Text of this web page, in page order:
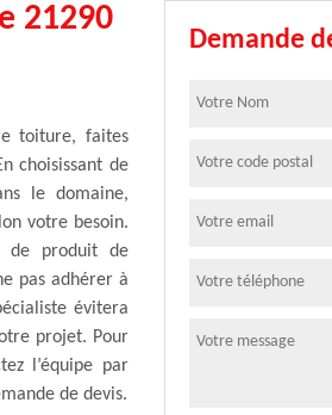
21290
toiture, faites
choisissant de
le domaine,
votre besoin.
de produit de
pas adhérer à
évitera
projet. Pour
l’équipe par
de devis.
Demande